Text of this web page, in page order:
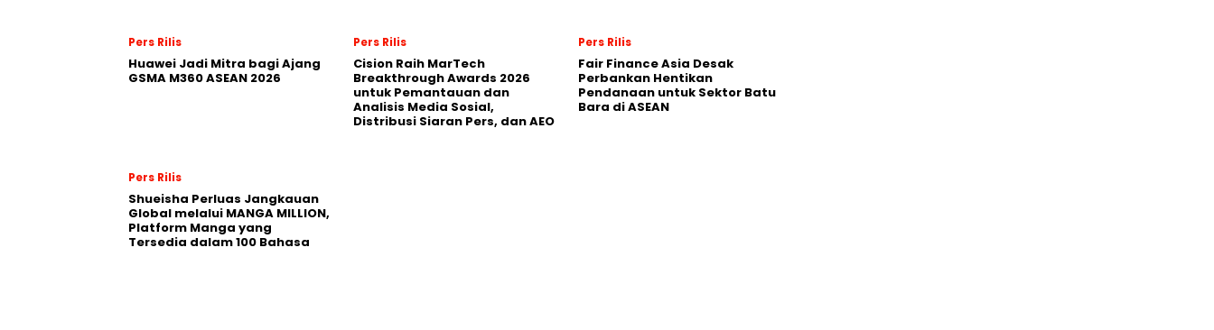
Pers Rilis
Huawei Jadi Mitra bagi Ajang
GSMA M360 ASEAN 2026
Pers Rilis
Cision Raih MarTech
Breakthrough Awards 2026
untuk Pemantauan dan
Analisis Media Sosial,
Distribusi Siaran Pers, dan AEO
Pers Rilis
Fair Finance Asia Desak
Perbankan Hentikan
Pendanaan untuk Sektor Batu
Bara di ASEAN
Pers Rilis
Shueisha Perluas Jangkauan
Global melalui MANGA MILLION,
Platform Manga yang
Tersedia dalam 100 Bahasa